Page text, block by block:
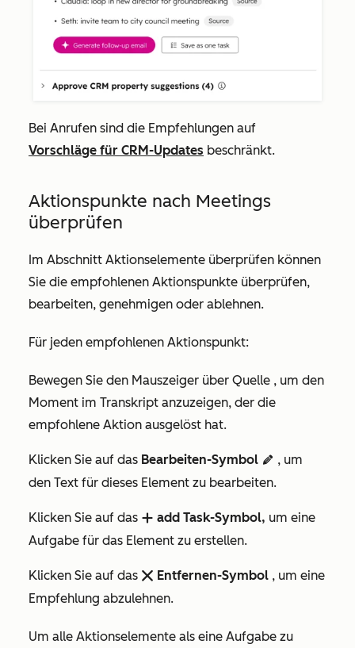
Bei Anrufen sind die Empfehlungen auf
Vorschläge für CRM-Updates beschränkt.
Aktionspunkte nach Meetings
überprüfen
Im Abschnitt Aktionselemente überprüfen können
Sie die empfohlenen Aktionspunkte überprüfen,
bearbeiten, genehmigen oder ablehnen.
Für jeden empfohlenen Aktionspunkt:
Bewegen Sie den Mauszeiger über Quelle , um den
Moment im Transkript anzuzeigen, der die
empfohlene Aktion ausgelöst hat.
Klicken Sie auf das Bearbeiten-Symbol edit , um
den Text für dieses Element zu bearbeiten.
Klicken Sie auf das add add Task-Symbol, um eine
Aufgabe für das Element zu erstellen.
Klicken Sie auf das remove Entfernen-Symbol , um eine
Empfehlung abzulehnen.
Um alle Aktionselemente als eine Aufgabe zu